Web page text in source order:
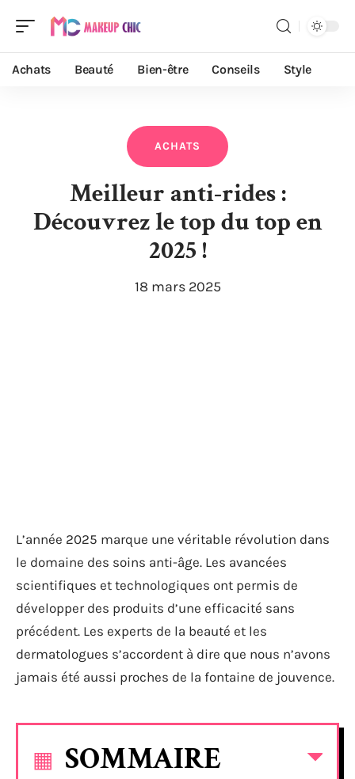
Achats Beauté Bien-être Conseils Style
ACHATS
Meilleur anti-rides :
Découvrez le top du top en
2025 !
18 mars 2025
L’année 2025 marque une véritable révolution dans
le domaine des soins anti-âge. Les avancées
scientifiques et technologiques ont permis de
développer des produits d’une efficacité sans
précédent. Les experts de la beauté et les
dermatologues s’accordent à dire que nous n’avons
jamais été aussi proches de la fontaine de jouvence.
SOMMAIRE